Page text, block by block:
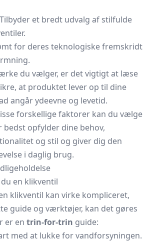
Tilbyder et bredt udvalg af stilfulde
for deres teknologiske fremskridt
du vælger, er det vigtigt at læse
at produktet lever op til dine
angår ydeevne og levetid.
forskellige faktorer kan du vælge
bedst opfylder dine behov,
og stil og giver dig den
i daglig brug.
en klikventil
klikventil kan virke kompliceret,
guide og værktøjer, kan det gøres
er en trin-for-trin guide:
med at lukke for vandforsyningen.